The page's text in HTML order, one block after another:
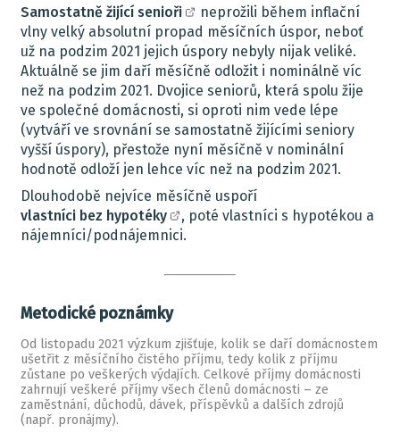
Samostatně žijící senioři
neprožili během inflační
vlny velký absolutní propad měsíčních úspor, neboť
už na podzim 2021 jejich úspory nebyly nijak veliké.
Aktuálně se jim daří měsíčně odložit i nominálně víc
než na podzim 2021. Dvojice seniorů, která spolu žije
ve společné domácnosti, si oproti nim vede lépe
(vytváří ve srovnání se samostatně žijícími seniory
vyšší úspory), přestože nyní měsíčně v nominální
hodnotě odloží jen lehce víc než na podzim 2021.
Dlouhodobě nejvíce měsíčně uspoří
vlastníci bez hypotéky
, poté vlastníci s hypotékou a
nájemníci/podnájemnici.
Metodické poznámky
Od listopadu 2021 výzkum zjišťuje, kolik se daří domácnostem
ušetřit z měsíčního čistého příjmu, tedy kolik z příjmu
zůstane po veškerých výdajích. Celkové příjmy domácnosti
zahrnují veškeré příjmy všech členů domácnosti – ze
zaměstnání, důchodů, dávek, příspěvků a dalších zdrojů
(např. pronájmy).